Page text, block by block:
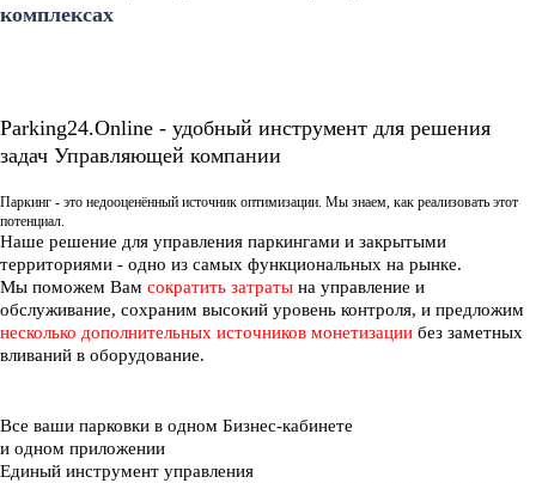
комплексах
Parking24.Online - удобный инструмент для решения
задач Управляющей компании
Паркинг - это недооценённый источник оптимизации. Мы знаем, как реализовать этот
потенциал.
Наше решение для управления паркингами и закрытыми
территориями - одно из самых функциональных на рынке.
Мы поможем Вам сократить затраты на управление и
обслуживание, сохраним высокий уровень контроля, и предложим
несколько дополнительных источников монетизации без заметных
вливаний в оборудование.
Все ваши парковки в одном Бизнес-кабинете
и одном приложении
Единый инструмент управления